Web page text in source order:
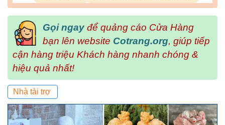
Gọi ngay để quảng cáo Cửa Hàng
bạn lên website Cotrang.org, giúp tiếp
cận hàng triệu Khách hàng nhanh chóng &
hiệu quả nhất!
Nhà tài trợ